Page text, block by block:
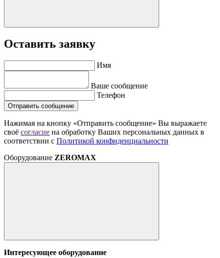
Оставить заявку
Имя
Ваше сообщение
Телефон
Отправить сообщение
Нажимая на кнопку «Отправить сообщение» Вы выражаете
своё согласие на обработку Ваших персональных данных в
соответствии с Политикой конфиденциальности
Оборудование ZEROMAX
Интересующее оборудование